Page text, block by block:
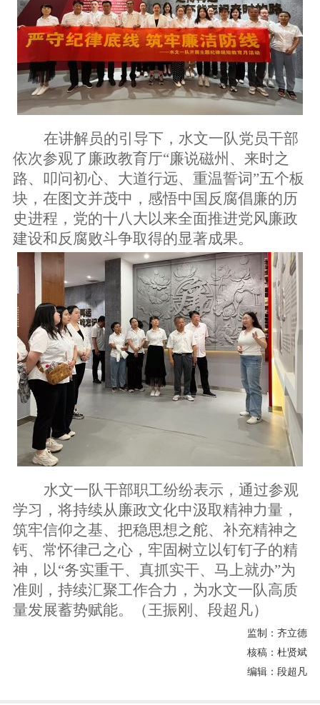
在讲解员的引导下，水文一队党员干部
依次参观了廉政教育厅“廉说磁州、来时之
路、叩问初心、大道行远、重温誓词”五个板
块，在图文并茂中，感悟中国反腐倡廉的历
史进程，党的十八大以来全面推进党风廉政
建设和反腐败斗争取得的显著成果。
水文一队干部职工纷纷表示，通过参观
学习，将持续从廉政文化中汲取精神力量，
筑牢信仰之基、把稳思想之舵、补充精神之
钙、常怀律己之心，牢固树立以钉钉子的精
神，以“务实重干、真抓实干、马上就办”为
准则，持续汇聚工作合力，为水文一队高质
量发展蓄势赋能。（王振刚、段超凡）
监制：齐立德
核稿：杜贤斌
编辑：段超凡